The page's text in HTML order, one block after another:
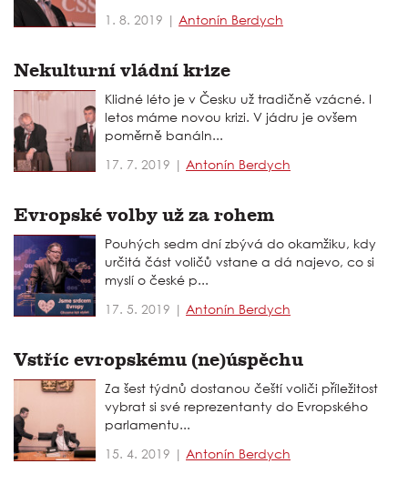
1. 8. 2019 | Antonín Berdych
Nekulturní vládní krize
Klidné léto je v Česku už tradičně vzácné. I
letos máme novou krizi. V jádru je ovšem
poměrně banáln...
17. 7. 2019 | Antonín Berdych
Evropské volby už za rohem
Pouhých sedm dní zbývá do okamžiku, kdy
určitá část voličů vstane a dá najevo, co si
myslí o české p...
17. 5. 2019 | Antonín Berdych
Vstříc evropskému (ne)úspěchu
Za šest týdnů dostanou čeští voliči příležitost
vybrat si své reprezentanty do Evropského
parlamentu...
15. 4. 2019 | Antonín Berdych